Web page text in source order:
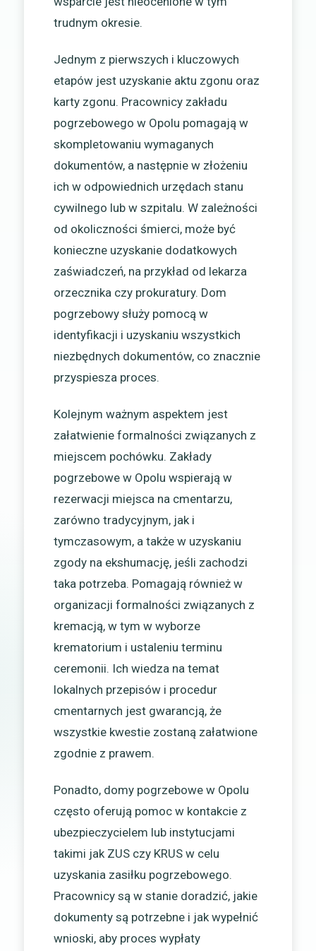
trudnym okresie.
Jednym z pierwszych i kluczowych
etapów jest uzyskanie aktu zgonu oraz
karty zgonu. Pracownicy zakładu
pogrzebowego w Opolu pomagają w
skompletowaniu wymaganych
dokumentów, a następnie w złożeniu
ich w odpowiednich urzędach stanu
cywilnego lub w szpitalu. W zależności
od okoliczności śmierci, może być
konieczne uzyskanie dodatkowych
zaświadczeń, na przykład od lekarza
orzecznika czy prokuratury. Dom
pogrzebowy służy pomocą w
identyfikacji i uzyskaniu wszystkich
niezbędnych dokumentów, co znacznie
przyspiesza proces.
Kolejnym ważnym aspektem jest
załatwienie formalności związanych z
miejscem pochówku. Zakłady
pogrzebowe w Opolu wspierają w
rezerwacji miejsca na cmentarzu,
zarówno tradycyjnym, jak i
tymczasowym, a także w uzyskaniu
zgody na ekshumację, jeśli zachodzi
taka potrzeba. Pomagają również w
organizacji formalności związanych z
kremacją, w tym w wyborze
krematorium i ustaleniu terminu
ceremonii. Ich wiedza na temat
lokalnych przepisów i procedur
cmentarnych jest gwarancją, że
wszystkie kwestie zostaną załatwione
zgodnie z prawem.
Ponadto, domy pogrzebowe w Opolu
często oferują pomoc w kontakcie z
ubezpieczycielem lub instytucjami
takimi jak ZUS czy KRUS w celu
uzyskania zasiłku pogrzebowego.
Pracownicy są w stanie doradzić, jakie
dokumenty są potrzebne i jak wypełnić
wnioski, aby proces wypłaty